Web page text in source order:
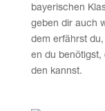
baye­ri­schen
geben dir auch
dem erfährst
en du
den kannst.